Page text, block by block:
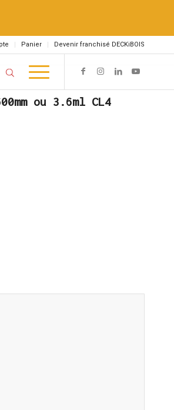
Panier Devenir franchisé DECKiBOIS
ou 3.6ml CL4